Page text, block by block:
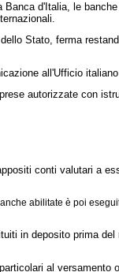
d'Italia, le
Stato, ferma
all'Ufficio
autorizzate con
conti valutari a
abilitate è poi
in deposito prima del
al versamento